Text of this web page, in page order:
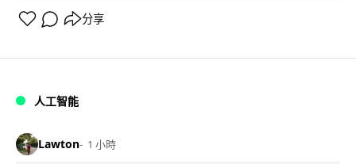
分享
人工智能
Lawton 1 小時